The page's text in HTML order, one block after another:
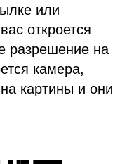
или
откроется
разрешение на
камера,
картины и они